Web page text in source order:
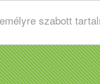
szabott